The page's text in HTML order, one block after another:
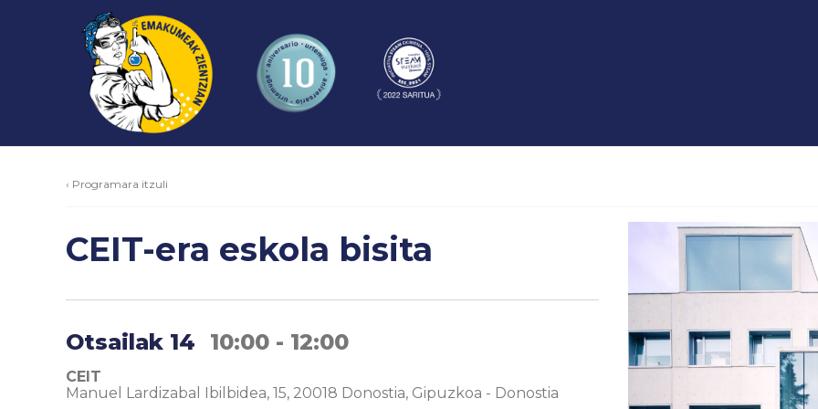
‹ Programara itzuli
CEIT-era eskola bisita
Otsailak 14 10:00 - 12:00
CEIT
Manuel Lardizabal Ibilbidea, 15, 20018 Donostia, Gipuzkoa - Donostia